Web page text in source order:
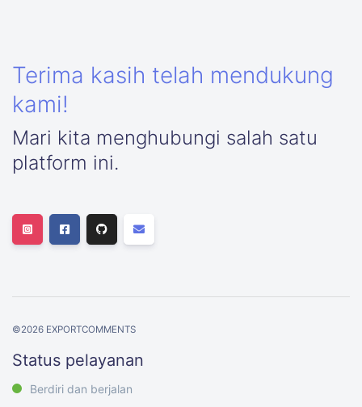
Terima kasih telah mendukung
kami!
Mari kita menghubungi salah satu
platform ini.
©2026 EXPORTCOMMENTS
Status pelayanan
Berdiri dan berjalan